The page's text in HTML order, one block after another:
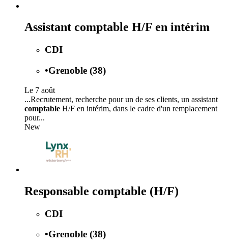
Assistant comptable H/F en intérim
CDI
•Grenoble (38)
Le 7 août
...Recrutement, recherche pour un de ses clients, un assistant
comptable H/F en intérim, dans le cadre d'un remplacement
pour...
New
Responsable comptable (H/F)
CDI
•Grenoble (38)